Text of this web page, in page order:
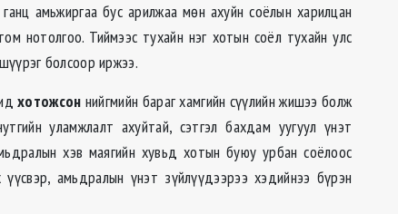
амьжиргаа бус арилжаа мөн ахуйн соёлын харилцан
нотолгоо. Тиймээс тухайн нэг хотын соёл тухайн улс
болсоор иржээ.
хотожсон нийгмийн бараг хамгийн сүүлийн жишээ болж
уламжлалт ахуйтай, сэтгэл бахдам уугуул үнэт
хэв маягийн хувьд хотын буюу урбан соёлоос
амьдралын үнэт зүйлүүдээрээ хэдийнээ бүрэн